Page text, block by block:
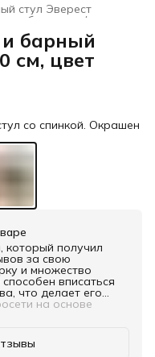
стул Эверест
работы стоя/сидя
барный
см, цвет
со спинкой. Окрашен
который получил
за свою
и множество
вписаться
что делает его
может быть хорошим
множеством
вписаться в
на основе